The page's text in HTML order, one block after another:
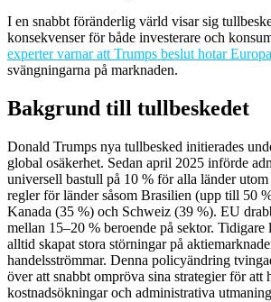
I en snabbt föränderlig värld visar sig
konsekvenser för både investerare och
experter varnar att Trumps beslut hotar Europa
svängningarna på marknaden.
Bakgrund till tullbeskedet
Donald Trumps nya tullbesked initierades
global osäkerhet. Sedan april 2025 införde
universell bastull på 10 % för alla länder
regler för länder såsom Brasilien (upp till 50
Kanada (35 %) och Schweiz (39 %). EU
mellan 15–20 % beroende på sektor. Tidigare
alltid skapat stora störningar på
handelsströmmar. Denna policyändring
över att snabbt ompröva sina strategier för att
kostnadsökningar och administrativa